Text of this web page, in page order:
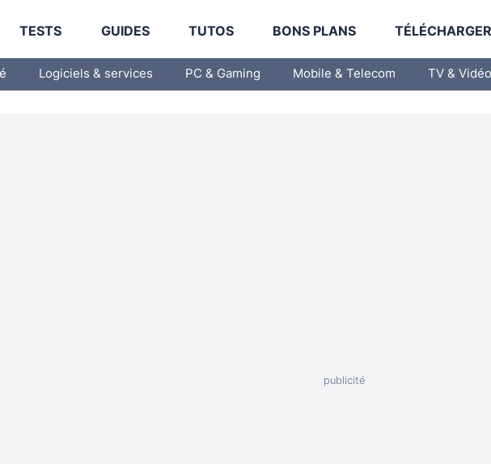
TESTS GUIDES TUTOS BONS PLANS
Logiciels & services PC & Gaming Mobile & Telecom TV & Vidéo